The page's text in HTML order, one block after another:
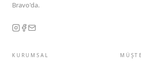
Bravo'da.
KURUMSAL